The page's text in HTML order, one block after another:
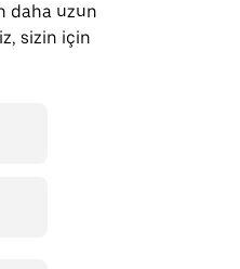
daha uzun
sizin için